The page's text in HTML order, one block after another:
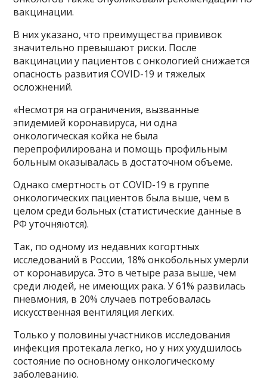
вакцинации.
В них указано, что преимущества прививок
значительно превышают риски. После
вакцинации у пациентов с онкологией снижается
опасность развития COVID-19 и тяжелых
осложнений.
«Несмотря на ограничения, вызванные
эпидемией коронавируса, ни одна
онкологическая койка не была
перепрофилирована и помощь профильным
больным оказывалась в достаточном объеме.
Однако смертность от COVID-19 в группе
онкологических пациентов была выше, чем в
целом среди больных (статистические данные в
РФ уточняются).
Так, по одному из недавних когортных
исследований в России, 18% онкобольных умерли
от коронавируса. Это в четыре раза выше, чем
среди людей, не имеющих рака. У 61% развилась
пневмония, в 20% случаев потребовалась
искусственная вентиляция легких.
Только у половины участников исследования
инфекция протекала легко, но у них ухудшилось
состояние по основному онкологическому
заболеванию.